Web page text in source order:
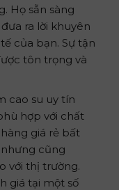
Họ sẵn sàng
ra lời khuyên
của bạn. Sự tận
tôn trọng và
cao su uy tín
hợp với chất
giá rẻ bất
cũng
với thị trường.
giá tại một số